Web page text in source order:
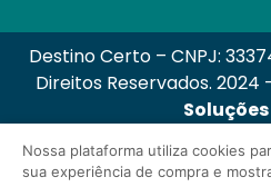
Nossa plataforma utiliza cookies
sua experiência de compra e
Destino Certo – CNPJ:
Direitos Reservados. 2024